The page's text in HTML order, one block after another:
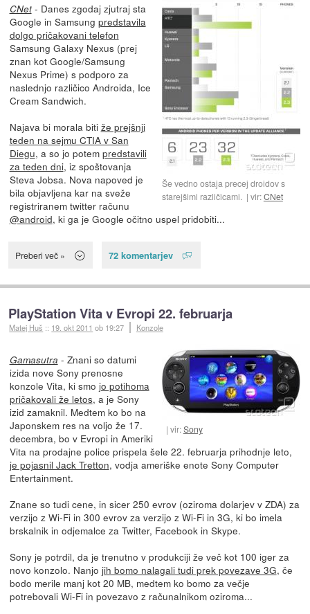
Še vedno ostaja precej droidov s
starejšimi različicami.
vir:CNet
CNet- Danes zgodaj zjutraj sta
Google in Samsung predstavila
dolgo pričakovani telefon
Samsung Galaxy Nexus (prej
znan kot Google/Samsung
Nexus Prime) s podporo za
naslednjo različico Androida, Ice
Cream Sandwich.
Najava bi morala biti že prejšnji
teden na sejmu CTIA v San
Diegu, a so jo potem predstavili
za teden dni, iz spoštovanja
Steva Jobsa. Nova napoved je
bila objavljena kar na sveže
registriranem twitter računu
@android, ki ga je Google očitno uspel pridobiti...
Preberi več » 72 komentarjev
PlayStation Vita v Evropi 22. februarja
Matej Huš :: 19. okt 2011 ob 19:27 Konzole
vir:Sony
Gamasutra - Znani so datumi
izida nove Sony prenosne
konzole Vita, ki smo jo potihoma
pričakovali že letos, a je Sony
izid zamaknil. Medtem ko bo na
Japonskem res na voljo že 17.
decembra, bo v Evropi in Ameriki
Vita na prodajne police prispela šele 22. februarja prihodnje leto,
je pojasnil Jack Tretton, vodja ameriške enote Sony Computer
Entertainment.
Znane so tudi cene, in sicer 250 evrov (oziroma dolarjev v ZDA) za
verzijo z Wi-Fi in 300 evrov za verzijo z Wi-Fi in 3G, ki bo imela
brskalnik in odjemalce za Twitter, Facebook in Skype.
Sony je potrdil, da je trenutno v produkciji že več kot 100 iger za
novo konzolo. Nanjo jih bomo nalagali tudi prek povezave 3G, če
bodo merile manj kot 20 MB, medtem ko bomo za večje
potrebovali Wi-Fi in povezavo z računalnikom oziroma...